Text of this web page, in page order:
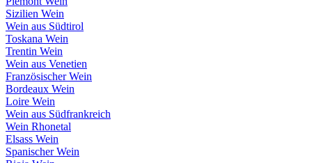
Sizilien Wein
Wein aus Südtirol
Toskana Wein
Trentin Wein
Wein aus Venetien
Französischer Wein
Bordeaux Wein
Loire Wein
Wein aus Südfrankreich
Wein Rhonetal
Elsass Wein
Spanischer Wein